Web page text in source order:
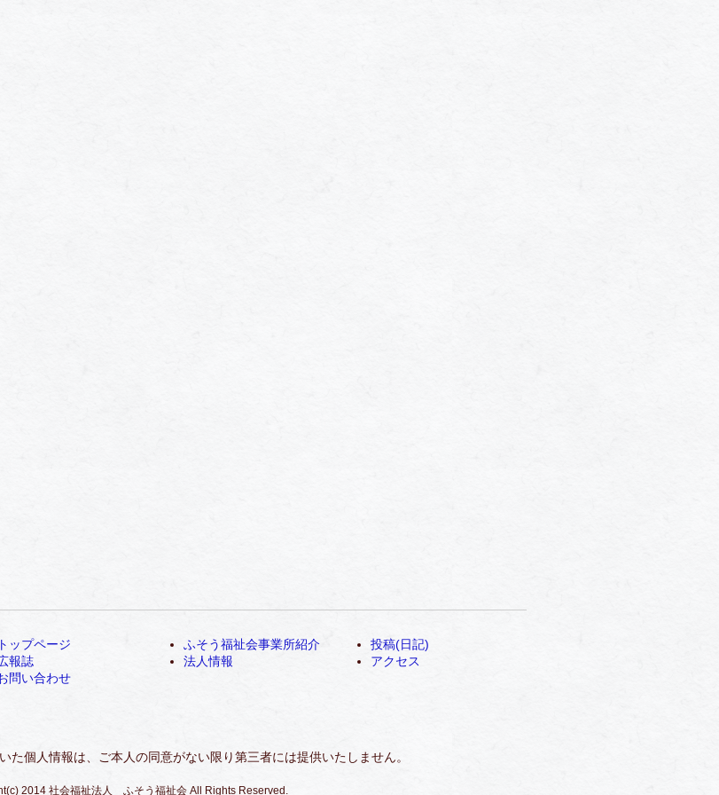
トップページ
報誌
問い合わせ
ふそう福祉会事業所紹介
法人情報
投稿(日記)
アクセス
た個人情報は、ご本人の同意がない限り第三者には提供いたしません。
2014 社会福祉法人 ふそう福祉会 All Rights Reserved.